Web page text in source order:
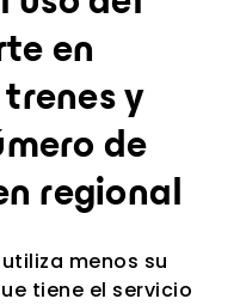
en
y
de
regional
menos su
tiene el servicio